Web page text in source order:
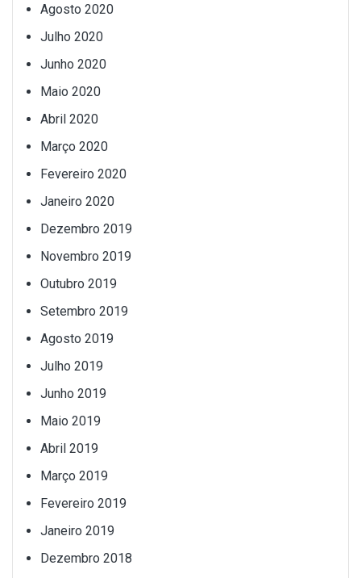
Agosto 2020
Julho 2020
Junho 2020
Maio 2020
Abril 2020
Março 2020
Fevereiro 2020
Janeiro 2020
Dezembro 2019
Novembro 2019
Outubro 2019
Setembro 2019
Agosto 2019
Julho 2019
Junho 2019
Maio 2019
Abril 2019
Março 2019
Fevereiro 2019
Janeiro 2019
Dezembro 2018